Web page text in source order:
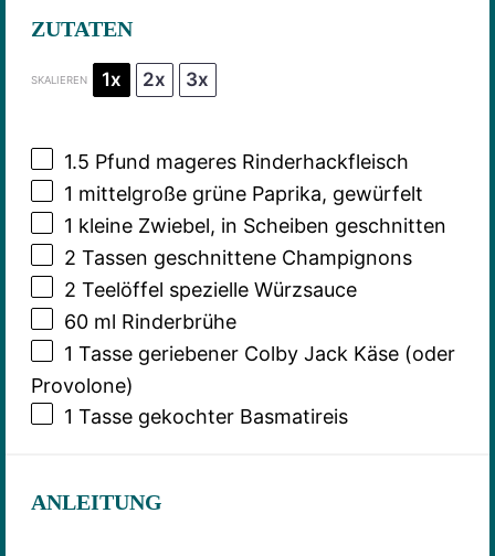
ZUTATEN
SKALIEREN 1x 2x 3x
1.5 Pfund mageres Rinderhackfleisch
1 mittelgroße grüne Paprika, gewürfelt
1 kleine Zwiebel, in Scheiben geschnitten
2 Tassen geschnittene Champignons
2 Teelöffel spezielle Würzsauce
60ml Rinderbrühe
1 Tasse geriebener Colby Jack Käse (oder
Provolone)
1 Tasse gekochter Basmatireis
ANLEITUNG